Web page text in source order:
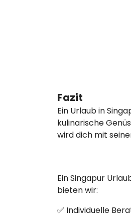
Fazit
Ein Urlaub in
kulinarische
wird dich mit
Ein Singapur
bieten wir:
✅ Individuelle